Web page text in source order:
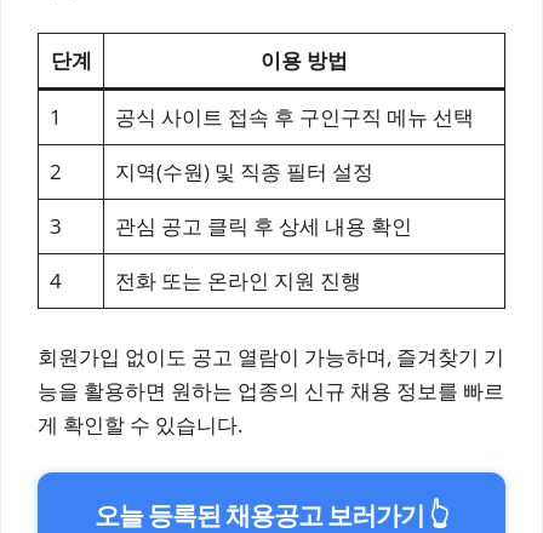
단계 이용 방법
1
공식 사이트 접속 후 구인구직 메뉴 선택
2
지역(수원) 및 직종 필터 설정
3
관심 공고 클릭 후 상세 내용 확인
4
전화 또는 온라인 지원 진행
회원가입 없이도 공고 열람이 가능하며, 즐겨찾기 기
능을 활용하면 원하는 업종의 신규 채용 정보를 빠르
게 확인할 수 있습니다.
오늘 등록된 채용공고 보러가기 👆